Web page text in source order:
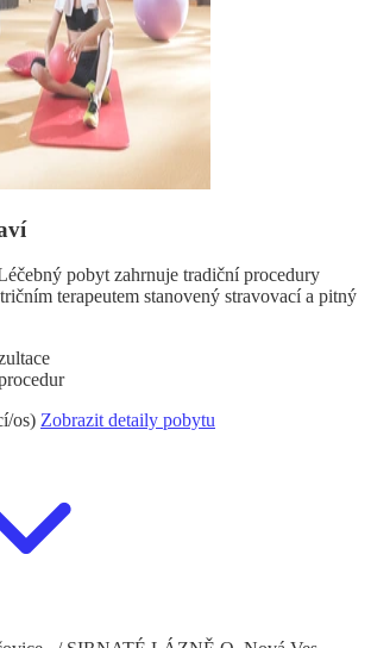
pobyt zahrnuje tradiční procedury
terapeutem stanovený stravovací a pitný
os) Zobrazit detaily pobytu